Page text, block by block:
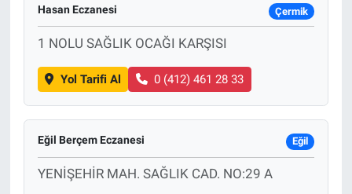
Hasan Eczanesi Çermik
1 NOLU SAĞLIK OCAĞI KARŞISI
Yol Tarifi Al 0 (412) 461 28 33
Eğil Berçem Eczanesi Eğil
YENİŞEHİR MAH. SAĞLIK CAD. NO:29 A